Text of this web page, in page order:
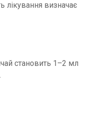
лікування визначає
становить 1–2 мл